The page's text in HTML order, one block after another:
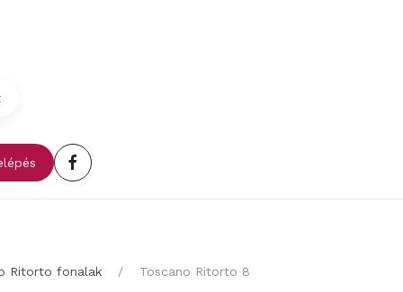
Ritorto fonalak Toscano Ritorto 8